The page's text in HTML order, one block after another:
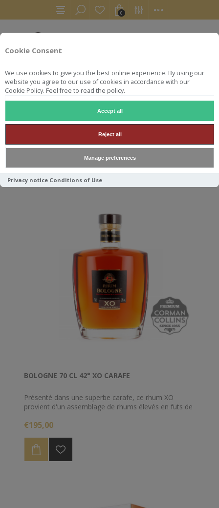
Cookie Consent
We use cookies to give you the best online experience. By using our
website you agree to our use of cookies in accordance with our
Cookie Policy. Feel free to read the policy.
Accept all
Reject all
Manage preferences
Privacy notice Conditions of Use
0
BOLOGNE
BOLOGNE 70 CL 42° XO CARAFE
Présenté dans une superbe carafe, ce rhum XO
provient d'un assemblage de rhums élevés en futs de
Basse-Terre en Guadeloupe, la distillerie Bologne
grosse production de rhum agricole de l’île.
€195,00